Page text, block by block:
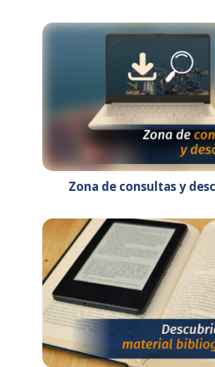
Lugar:
08:00 am - 12:00 am
Lugar:
Reino
24 de febrero de 2026
Lugar:
Todo
el día
Lugar:
Reino
Zona de consultas y